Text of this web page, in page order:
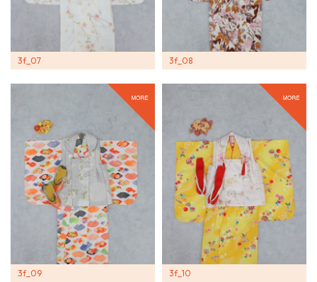
3f_07 3f_08
3f_09 3f_10